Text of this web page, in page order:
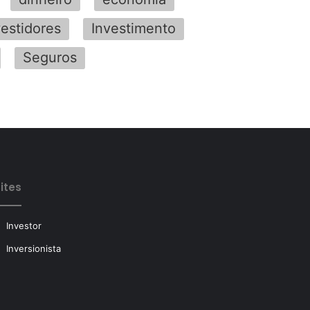
Investimento
Seguros
Investor
Inversionista